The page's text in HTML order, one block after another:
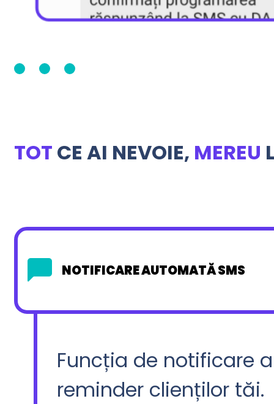
TOT CE AI NEVOIE, MEREU
NOTIFICARE AUTOMATĂ SMS
Funcția de notificare
reminder clienților tăi.